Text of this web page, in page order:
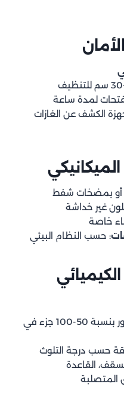
لمدة ساعة
الكشف عن الغازات
أو بمضخات شفط
غير خداشة
خاصة
: حسب النظام البيئي
الكيميائي
: كلور بنسبة 50-100 جزء في
القاعدة
المتصلبة